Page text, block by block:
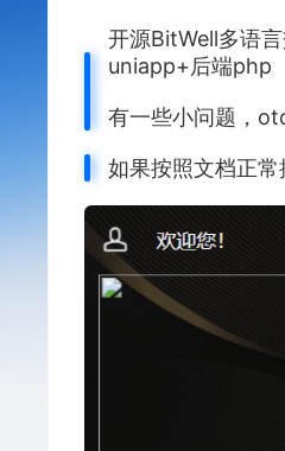
开源BitWell多语
uniapp+后端php
有一些小问题，
如果按照文档正